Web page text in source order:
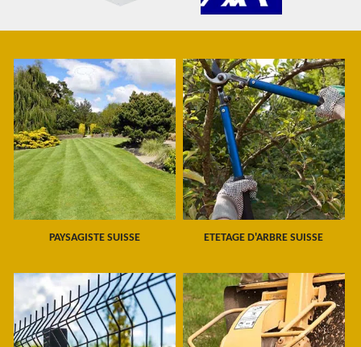
PAYSAGISTE SUISSE ETETAGE D'ARBRE SUISSE